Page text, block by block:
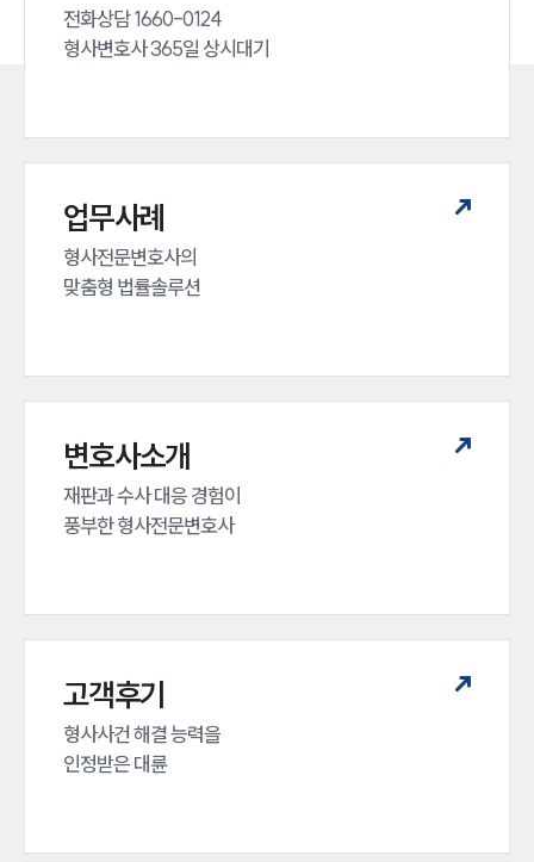
전화상담 1660-0124
형사변호사 365일 상시대기
업무사례
형사전문변호사의
맞춤형 법률솔루션
변호사소개
재판과 수사 대응 경험이
풍부한 형사전문변호사
고객후기
형사사건 해결 능력을
인정받은 대륜